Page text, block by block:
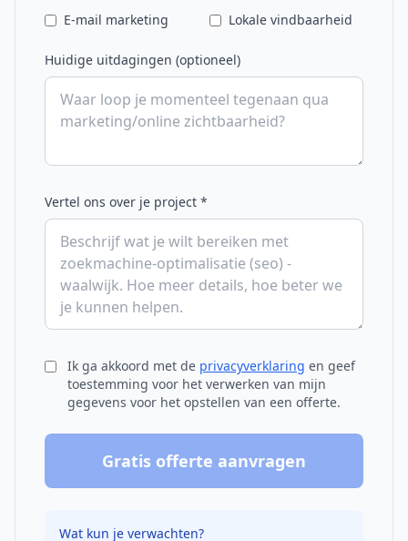
E-mail marketing
Lokale vindbaarheid
Huidige uitdagingen (optioneel)
Vertel ons over je project *
Ik ga akkoord met de privacyverklaring en geef
toestemming voor het verwerken van mijn
gegevens voor het opstellen van een offerte.
Gratis offerte aanvragen
Wat kun je verwachten?